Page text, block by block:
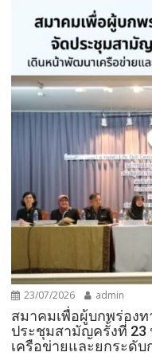
23/07/2026 admin
สมาคมเพื่อผู้บกพร่อง
ประชุมสามัญครั้งที่ 23
เครือข่ายและยกระดั